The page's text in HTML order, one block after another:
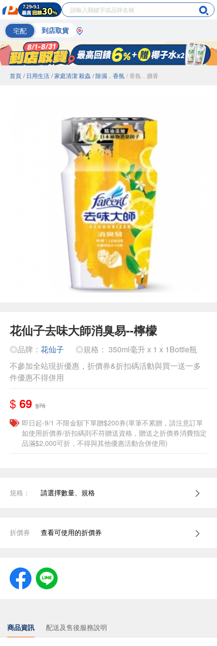
宅配 到店取貨
首頁 / 日用生活 / 家庭清潔 殺蟲 / 除濕．香氛 / 香氛．擴香
花仙子去味大師消臭易--檸檬
◎品牌： 花仙子
◎規格： 350ml毫升 x 1 x 1Bottle瓶
不參加全站現折優惠，折價券&折扣碼活動與買一送一多
件優惠不得併用
$ 69 $76
即日起-9/1 不限金額下單贈$200券(單筆不累贈，請注意訂單
如使用折價券/折扣碼則不符贈送資格，贈送之折價券消費指定
品滿$2,000可折，不得與其他優惠活動合併使用)
規格： 請選擇數量、規格
折價券 查看可使用的折價券
商品資訊 配送及售後服務說明